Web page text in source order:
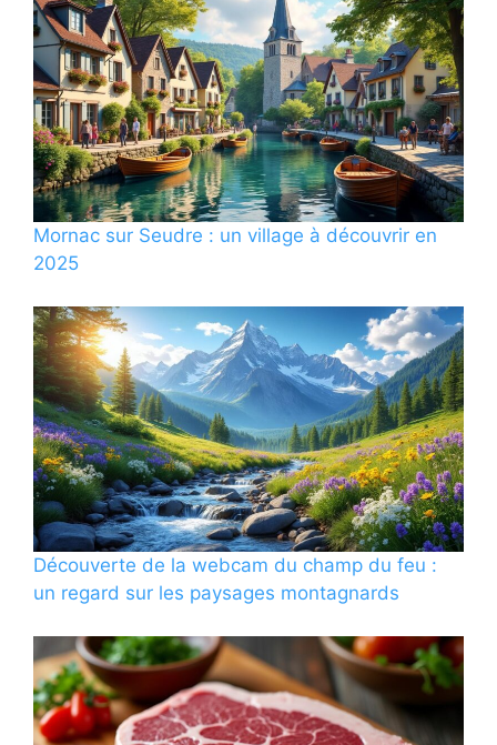
Mornac sur Seudre : un village à découvrir en
2025
Découverte de la webcam du champ du feu :
un regard sur les paysages montagnards